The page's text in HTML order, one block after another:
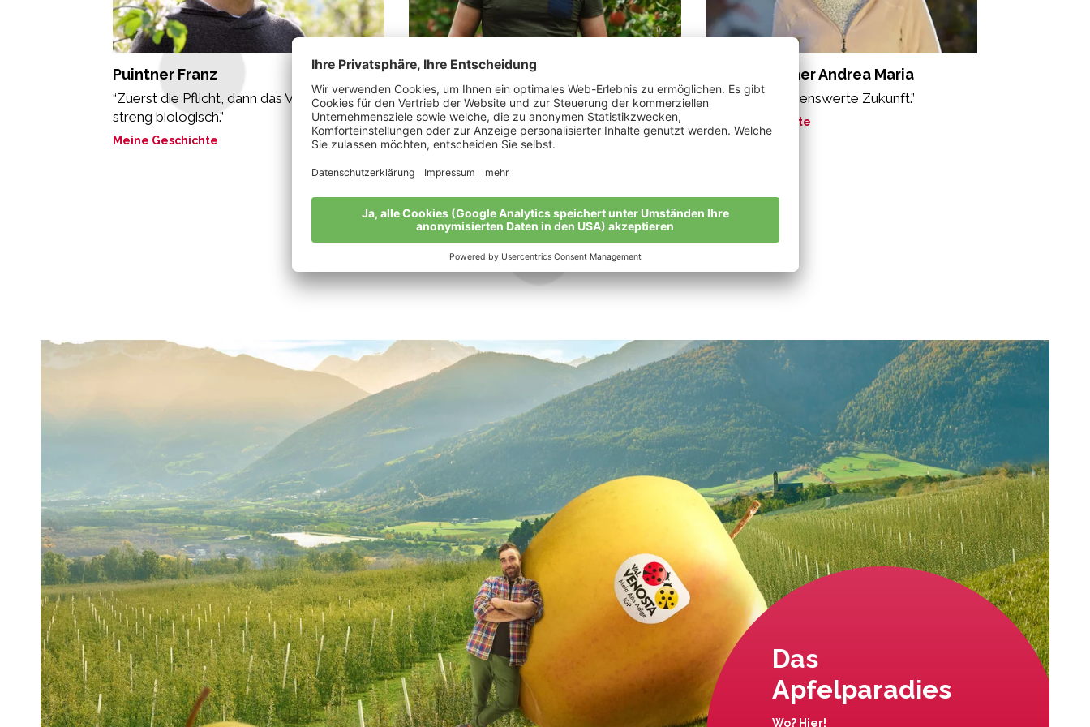
Puintner Franz
“Zuerst die Pflicht, dann das Vergnügen:
streng biologisch.”
Meine Geschichte
Tumler Tobias
„Flexibel sein und die Termine der Natur
einhalten.“
Meine Geschichte
Rechenmacher Andrea Maria
“Bio ist eine lebenswerte Zukunft.”
Meine Geschichte
Alle Bio-Bauern im Überblick
Das
Apfelparadies
Wo? Hier!